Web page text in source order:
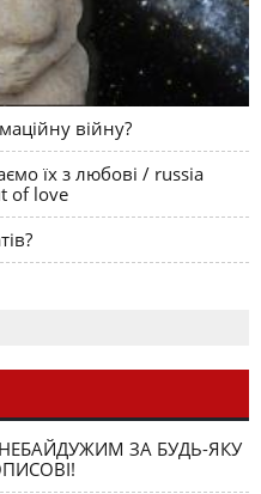
війну?
їх з любові / russia
of love
ЗА БУДЬ-ЯКУ